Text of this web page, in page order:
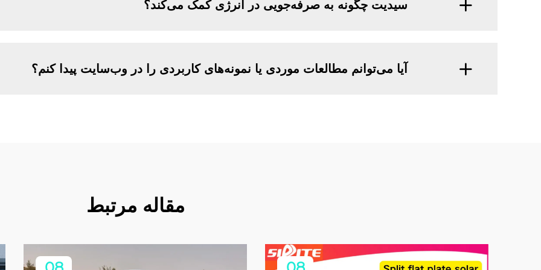
سیدیت چگونه به صرفه‌جویی در انرژی کمک می‌کند؟
آیا می‌توانم مطالعات موردی یا نمونه‌های کاربردی را در وب‌سایت پیدا کنم؟
مقاله مرتبط